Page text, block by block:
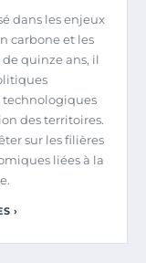
dans les enjeux
carbone et les
quinze ans, il
technologiques
des territoires.
sur les filières
liées à la
›